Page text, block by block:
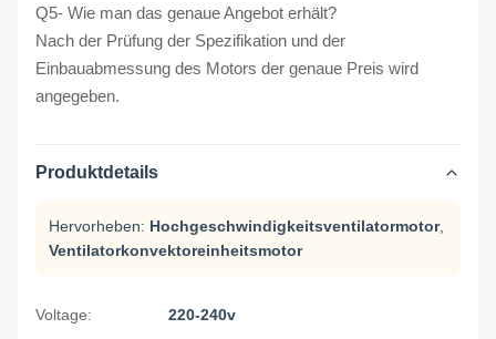
Q5- Wie man das genaue Angebot erhält?
Nach der Prüfung der Spezifikation und der
Einbauabmessung des Motors der genaue Preis wird
angegeben.
Produktdetails
Hervorheben: Hochgeschwindigkeitsventilatormotor,
Ventilatorkonvektoreinheitsmotor
Voltage: 220-240v